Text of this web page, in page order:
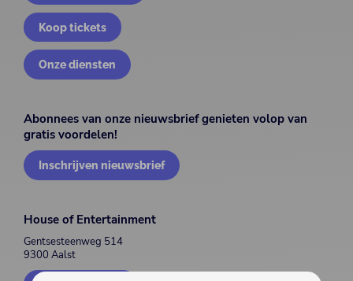
Koop tickets
Onze diensten
Abonnees van onze nieuwsbrief genieten volop van
gratis voordelen!
Inschrijven nieuwsbrief
House of Entertainment
Gentsesteenweg 514
9300 Aalst